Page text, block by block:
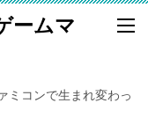
ームマ
ミコンで生まれ変わっ